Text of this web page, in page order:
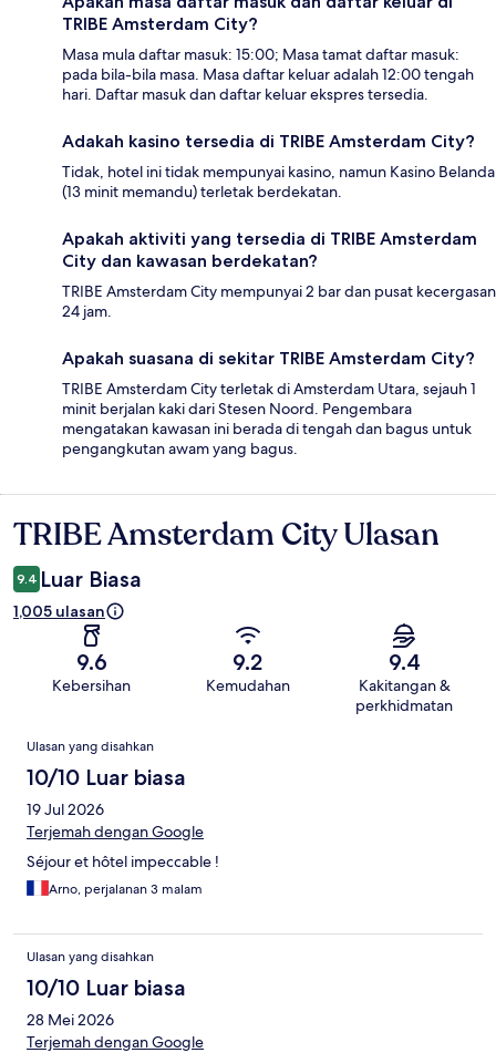
TRIBE Amsterdam City?
Masa mula daftar masuk: 15:00; Masa tamat daftar masuk:
pada bila-bila masa. Masa daftar keluar adalah 12:00 tengah
hari. Daftar masuk dan daftar keluar ekspres tersedia.
Adakah kasino tersedia di TRIBE Amsterdam City?
Tidak, hotel ini tidak mempunyai kasino, namun Kasino Belanda
(13 minit memandu) terletak berdekatan.
Apakah aktiviti yang tersedia di TRIBE Amsterdam
City dan kawasan berdekatan?
TRIBE Amsterdam City mempunyai 2 bar dan pusat kecergasan
24 jam.
Apakah suasana di sekitar TRIBE Amsterdam City?
TRIBE Amsterdam City terletak di Amsterdam Utara, sejauh 1
minit berjalan kaki dari Stesen Noord. Pengembara
mengatakan kawasan ini berada di tengah dan bagus untuk
pengangkutan awam yang bagus.
Ulasan
TRIBE Amsterdam City Ulasan
9.4 Luar Biasa
1,005 ulasan
9.6
Kebersihan
9.2
Kemudahan
9.4
Kakitangan &
perkhidmatan
Ulasan
Ulasan yang disahkan
10/10 Luar biasa
19 Jul 2026
Terjemah dengan Google
Séjour et hôtel impeccable !
Arno, perjalanan 3 malam
Ulasan yang disahkan
10/10 Luar biasa
28 Mei 2026
Terjemah dengan Google